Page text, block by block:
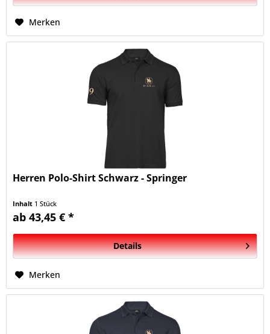
Merken
Herren Polo-Shirt Schwarz - Springer
Inhalt 1 Stück
ab 43,45 € *
Details
Merken